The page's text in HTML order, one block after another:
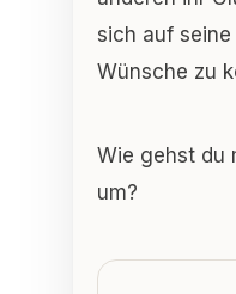
sich auf
Wünsche zu
Wie gehst du
um?